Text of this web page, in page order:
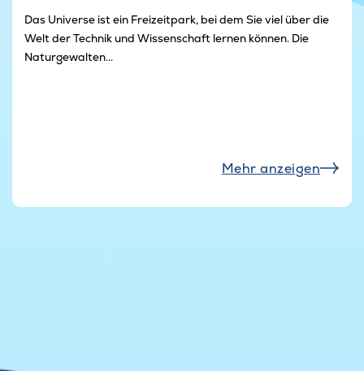
Das Universe ist ein Freizeitpark, bei dem Sie viel über die
Welt der Technik und Wissenschaft lernen können. Die
Naturgewalten...
Mehr anzeigen